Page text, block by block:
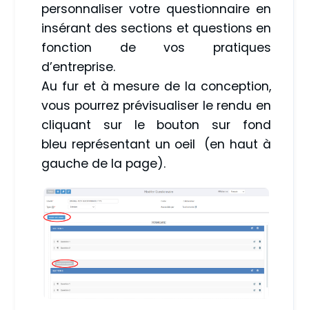
personnaliser votre questionnaire en
insérant des sections et questions en
fonction de vos pratiques
d’entreprise.
Au fur et à mesure de la conception,
vous pourrez prévisualiser le rendu en
cliquant sur le bouton sur fond
bleu représentant un oeil (en haut à
gauche de la page).